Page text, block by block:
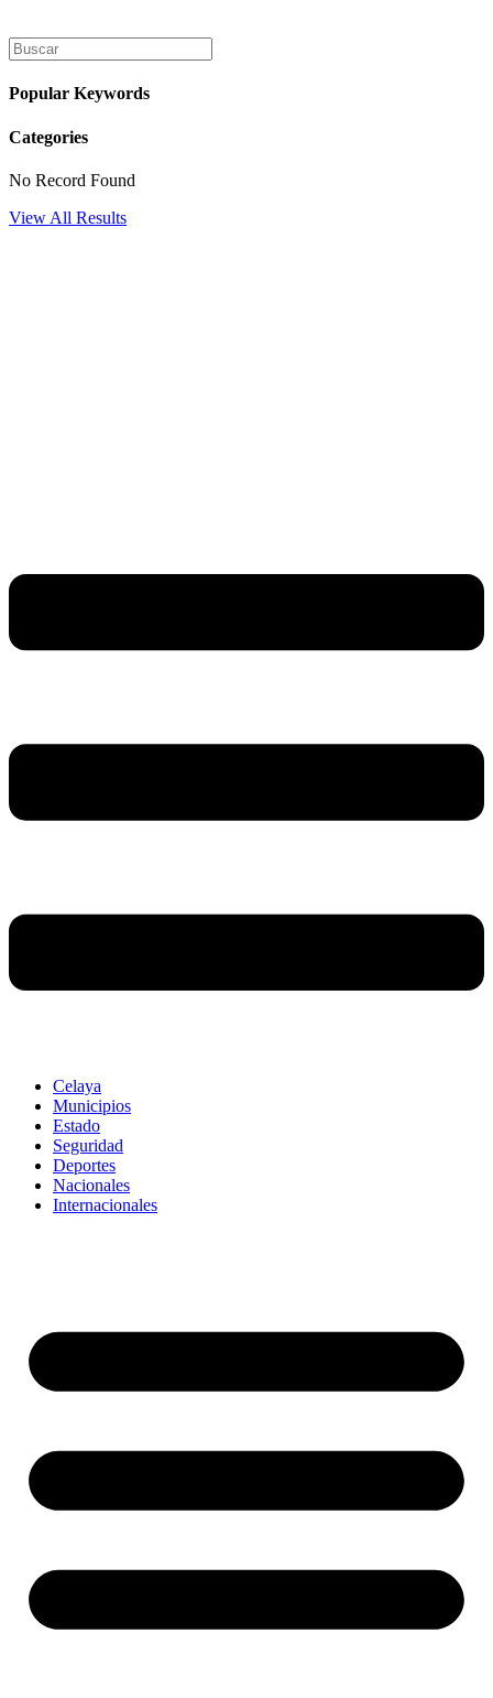
Ir
al
contenido
Popular Keywords
Categories
No Record Found
View All Results
Celaya
Municipios
Estado
Seguridad
Deportes
Nacionales
Internacionales